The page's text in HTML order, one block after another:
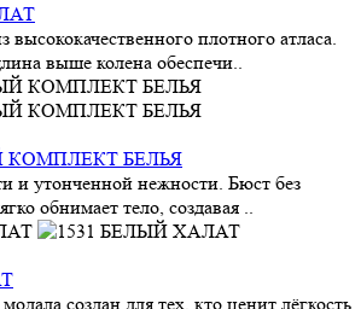
плотного атласа.
выше колена обеспечи..
КОМПЛЕКТ БЕЛЬЯ
и утонченной нежности. Бюст без
обнимает тело, создавая ..
создан для тех, кто ценит лёгкость